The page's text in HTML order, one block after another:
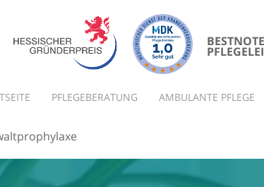
BESTNOTE
PFLEGEBERATUNG AMBULANTE PFLEGE